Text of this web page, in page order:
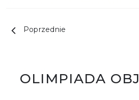
Poprzednie
OLIMPIADA